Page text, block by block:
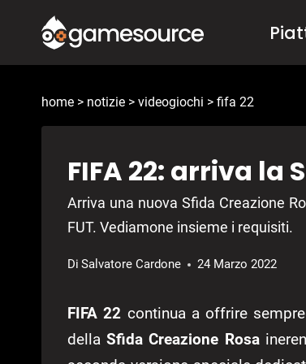
contenuto
home > notizie > videogiochi > fifa 22
FIFA 22: arriva la
Arriva una nuova Sfida Creazione
FUT. Vediamone insieme i requisiti.
Di Salvatore Cardone 24 Marzo 2022
FIFA 22 continua a offrire
dellaSfida Creazione Rosa